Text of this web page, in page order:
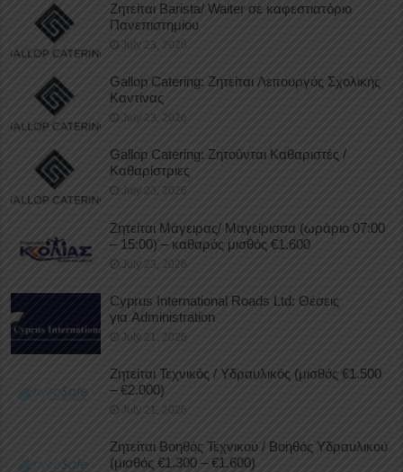
Ζητείται Barista/ Waiter σε καφεστιατόριο
Πανεπιστημίου
July 23, 2026
Gallop Catering: Ζητείται Λειτουργός Σχολικής
Καντίνας
July 23, 2026
Gallop Catering: Ζητούνται Καθαριστές /
Καθαρίστριες
July 23, 2026
Ζητείται Μάγειρας/ Μαγείρισσα (ωράριο 07:00
– 15:00) – καθαρός μισθός €1.600
July 23, 2026
Cyprus International Roads Ltd: Θέσεις
για Administration
July 21, 2026
Ζητείται Τεχνικός / Υδραυλικός (μισθός €1.500
– €2.000)
July 21, 2026
Ζητείται Βοηθός Τεχνικού / Βοηθός Υδραυλικού
(μισθός €1.300 – €1.600)